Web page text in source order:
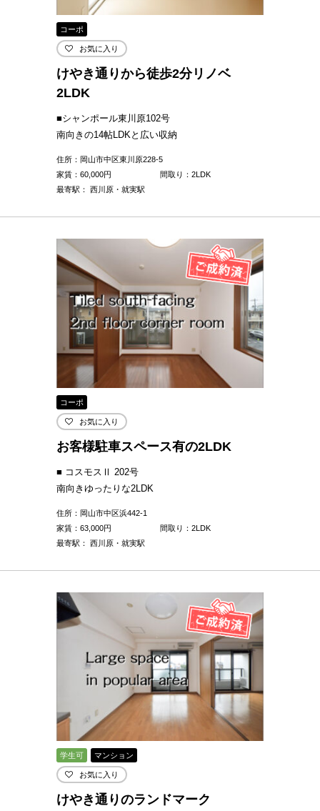
コーポ
お気に入り
けやき通りから徒歩2分リノベ
2LDK
■シャンポール東川原102号
南向きの14帖LDKと広い収納
住所：岡山市中区東川原228-5
家賃： 60,000円
間取り：2LDK
最寄駅： 西川原・就実駅
コーポ
お気に入り
お客様駐車スペース有の2LDK
■ コスモスⅡ 202号
南向きゆったりな2LDK
住所：岡山市中区浜442-1
家賃： 63,000円
間取り：2LDK
最寄駅： 西川原・就実駅
学生可 マンション
お気に入り
けやき通りのランドマーク